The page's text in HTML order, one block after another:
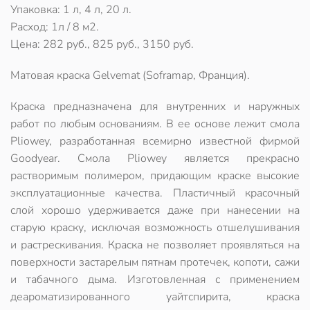
Упаковка: 1 л, 4 л, 20 л.
Расход: 1л / 8 м2.
Цена: 282 руб., 825 руб., 3150 руб.
Матовая краска Gelvemat (Soframap, Франция).
Краска предназначена для внутренних и наружных
работ по любым основаниям. В ее основе лежит смола
Pliowey, разработанная всемирно известной фирмой
Goodyear. Смола Pliowey является прекрасно
растворимым полимером, придающим краске высокие
эксплуатационные качества. Пластичный красочный
слой хорошо удерживается даже при нанесении на
старую краску, исключая возможность отшелушивания
и растрескивания. Краска не позволяет проявляться на
поверхности застарелым пятнам протечек, копоти, сажи
и табачного дыма. Изготовленная с применением
деароматизированного уайтспирита, краска